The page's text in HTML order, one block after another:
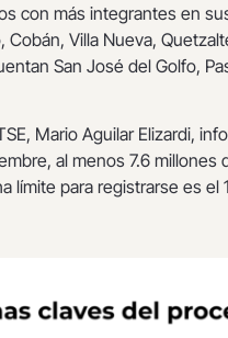
con más integrantes en
Cobán, Villa Nueva,
San José del Golfo,
Mario Aguilar Elizardi,
al menos 7.6
límite para registrarse es el